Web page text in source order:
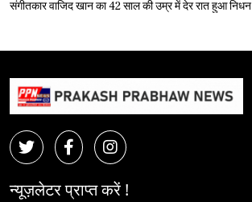
संगीतकार वाजिद खान का 42 साल की उम्र में देर रात हुआ निधन
न्यूज़लेटर प्राप्त करें !